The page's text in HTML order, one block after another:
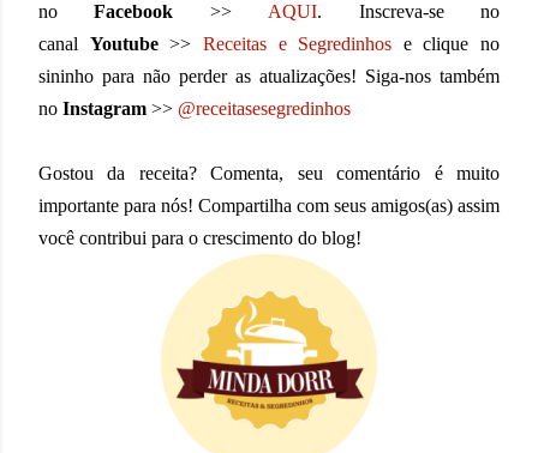
noFacebook >> AQUI. Inscreva-se no
canal Youtube>> Receitas e Segredinhos e clique no
sininho para não perder as atualizações! Siga-nos também
no Instagram >> @receitasesegredinhos
Gostou da receita? Comenta, seu comentário é muito
importante para nós! Compartilha com seus amigos(as) assim
você contribui para o crescimento do blog!